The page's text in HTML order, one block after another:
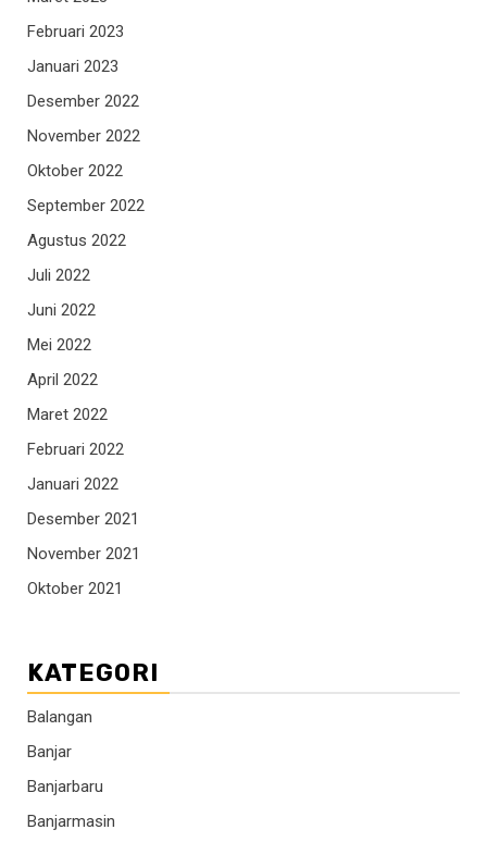
Februari 2023
Januari 2023
Desember 2022
November 2022
Oktober 2022
September 2022
Agustus 2022
Juli 2022
Juni 2022
Mei 2022
April 2022
Maret 2022
Februari 2022
Januari 2022
Desember 2021
November 2021
Oktober 2021
KATEGORI
Balangan
Banjar
Banjarbaru
Banjarmasin